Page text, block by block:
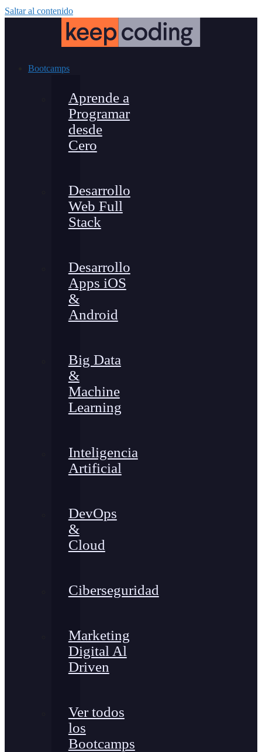
Saltar al contenido
Bootcamps
Aprende a
Programar
desde
Cero
Desarrollo
Web Full
Stack
Desarrollo
Apps iOS
&
Android
Big Data
&
Machine
Learning
Inteligencia
Artificial
DevOps
&
Cloud
Ciberseguridad
Marketing
Digital Al
Driven
Ver todos
los
Bootcamps